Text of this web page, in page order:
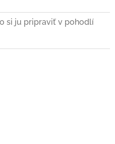
si ju pripraviť v pohodlí